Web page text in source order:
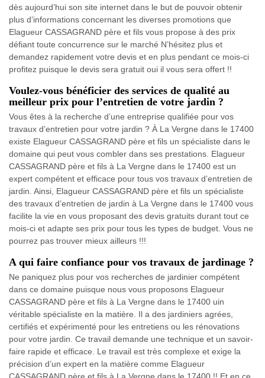
dès aujourd’hui son site internet dans le but de pouvoir obtenir
plus d’informations concernant les diverses promotions que
Elagueur CASSAGRAND père et fils vous propose à des prix
défiant toute concurrence sur le marché N’hésitez plus et
demandez rapidement votre devis et en plus pendant ce mois-ci
profitez puisque le devis sera gratuit oui il vous sera offert !!
Voulez-vous bénéficier des services de qualité au
meilleur prix pour l’entretien de votre jardin ?
Vous êtes à la recherche d’une entreprise qualifiée pour vos
travaux d’entretien pour votre jardin ? À La Vergne dans le 17400
existe Elagueur CASSAGRAND père et fils un spécialiste dans le
domaine qui peut vous combler dans ses prestations. Elagueur
CASSAGRAND père et fils à La Vergne dans le 17400 est un
expert compétent et efficace pour tous vos travaux d’entretien de
jardin. Ainsi, Elagueur CASSAGRAND père et fils un spécialiste
des travaux d’entretien de jardin à La Vergne dans le 17400 vous
facilite la vie en vous proposant des devis gratuits durant tout ce
mois-ci et adapte ses prix pour tous les types de budget. Vous ne
pourrez pas trouver mieux ailleurs !!!
A qui faire confiance pour vos travaux de jardinage ?
Ne paniquez plus pour vos recherches de jardinier compétent
dans ce domaine puisque nous vous proposons Elagueur
CASSAGRAND père et fils à La Vergne dans le 17400 uin
véritable spécialiste en la matière. Il a des jardiniers agrées,
certifiés et expérimenté pour les entretiens ou les rénovations
pour votre jardin. Ce travail demande une technique et un savoir-
faire rapide et efficace. Le travail est très complexe et exige la
précision d’un expert en la matière comme Elagueur
CASSAGRAND père et fils à La Vergne dans le 17400 !! Et en ce